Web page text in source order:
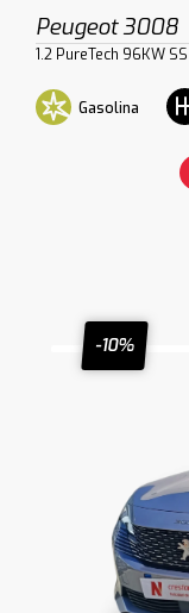
Peugeot 3008
1.2 PureTech 96KW
Gasolina
-10%